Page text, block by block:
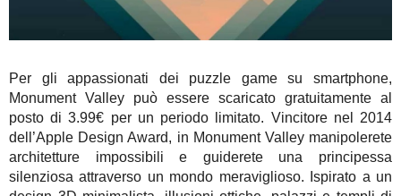
Per gli appassionati dei puzzle game su smartphone,
Monument Valley può essere scaricato gratuitamente al
posto di 3.99€ per un periodo limitato. Vincitore nel 2014
dell’Apple Design Award, in Monument Valley manipolerete
architetture impossibili e guiderete una principessa
silenziosa attraverso un mondo meraviglioso. Ispirato a un